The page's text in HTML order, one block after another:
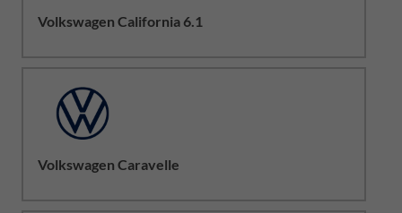
Volkswagen California 6.1
Volkswagen Caravelle